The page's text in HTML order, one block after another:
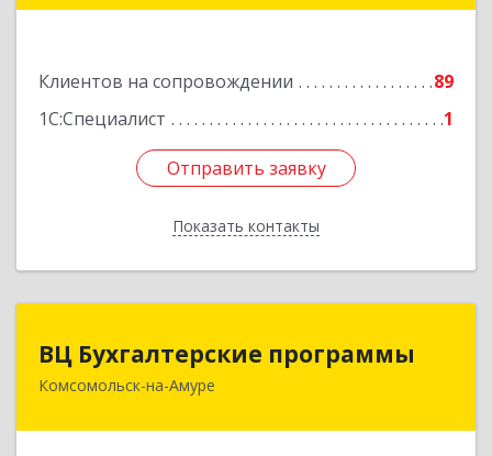
Клиентов на сопровождении
89
1С:Специалист
1
Отправить заявку
Показать контакты
Подробнее
Отправить заявку
Назад
ВЦ Бухгалтерские программы
Комсомольск-на-Амуре
681000, Хабаровский край, Комсомольск-на-